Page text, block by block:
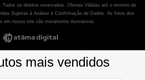
os direitos reservados. Ofertas Válidas até o termino de
Sujeiras à Análise e Confirmação de Dados. As fotos dos
em nosso site são meramente ilustrativas.